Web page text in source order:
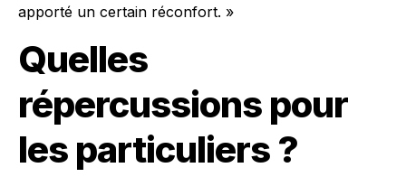
apporté un certain réconfort. »
Quelles
répercussions pour
les particuliers ?